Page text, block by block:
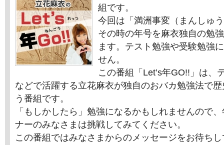
組です。
今回は「満洲事変（まんしゅ
その時の年号を麻衣独自の勉
ます。テスト勉強や受験勉強
せん。
この番組「Let’s年GO!!」は、
などで活躍する立花麻衣が独自のおバカ勉強法で
う番組です。
「もしかしたら」勉強になるかもしれませんので
ナーのみなさまは挑戦してみてください。
この番組ではみなさまからのメッセージをお待ち